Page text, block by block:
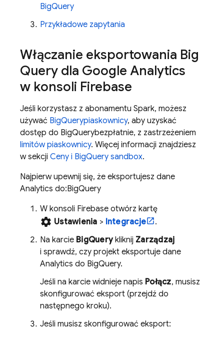
BigQuery
Przykładowe zapytania
Włączanie eksportowania Big
Query dla Google Analytics
w konsoli Firebase
Jeśli korzystasz z abonamentu Spark, możesz
używać BigQuerypiaskownicy, aby uzyskać
dostęp do BigQuerybezpłatnie, z zastrzeżeniem
limitów piaskownicy. Więcej informacji znajdziesz
w sekcji Ceny i BigQuery sandbox.
Najpierw upewnij się, że eksportujesz dane
Analytics do:BigQuery
W konsoli Firebase otwórz kartę
settings Ustawienia > Integracje
.
Na karcie BigQuerykliknij Zarządzaj
i sprawdź, czy projekt eksportuje dane
Analytics do BigQuery.
Jeśli na karcie widnieje napis Połącz, musisz
skonfigurować eksport (przejdź do
następnego kroku).
Jeśli musisz skonfigurować eksport: